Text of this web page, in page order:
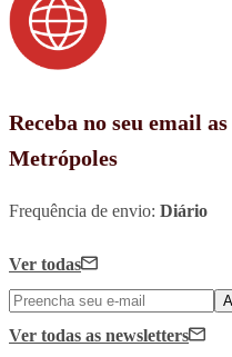
Receba no seu email
Metrópoles
Frequência de envio: Diário
Ver todas
Ver todas as newsletters